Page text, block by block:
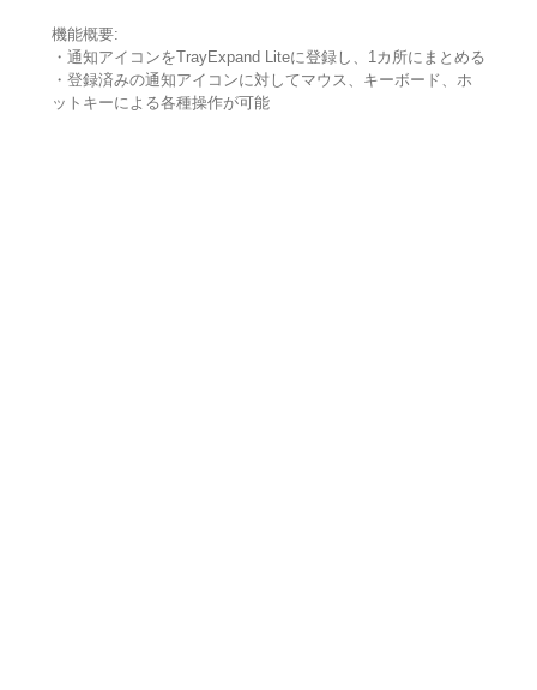
機能概要:
・通知アイコンをTrayExpand Liteに登録し、1カ所にまとめる
・登録済みの通知アイコンに対してマウス、キーボード、ホ
ットキーによる各種操作が可能